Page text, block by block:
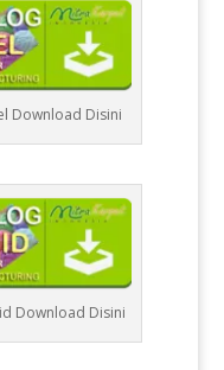
Download Disini
Download Disini